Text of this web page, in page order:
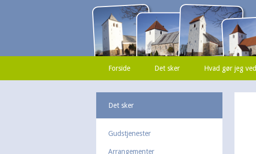
Forside Det sker Hvad gør jeg ved
Det sker
Gudstjenester
Arrangementer